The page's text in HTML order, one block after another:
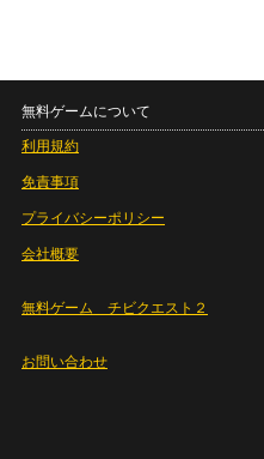
無料ゲームについて
利用規約
免責事項
プライバシーポリシー
会社概要
無料ゲーム チビクエスト２
お問い合わせ